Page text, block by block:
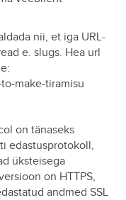
nii, et iga URL-
e. slugs. Hea url
make-tiramisu
on tänaseks
edastusprotokoll,
üksteisega
on HTTPS,
andmed SSL